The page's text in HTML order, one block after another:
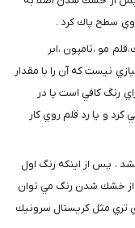
روي سطح پاك كرد .
مو ،تامپون ،ابر
نيست كه آن را با مقدار
رنگ كافي است يا در
و يا رد قلم روي كار
، پس از اينكه رنگ اول
از خشك شدن رنگ مي توان
تري مثل كريستال سرونيك